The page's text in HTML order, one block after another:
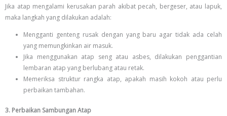
Jika atap mengalami kerusakan parah akibat pecah, bergeser, atau lapuk,
maka langkah yang dilakukan adalah:
Mengganti genteng rusak dengan yang baru agar tidak ada celah
yang memungkinkan air masuk.
Jika menggunakan atap seng atau asbes, dilakukan penggantian
lembaran atap yang berlubang atau retak.
Memeriksa struktur rangka atap, apakah masih kokoh atau perlu
perbaikan tambahan.
3. Perbaikan Sambungan Atap